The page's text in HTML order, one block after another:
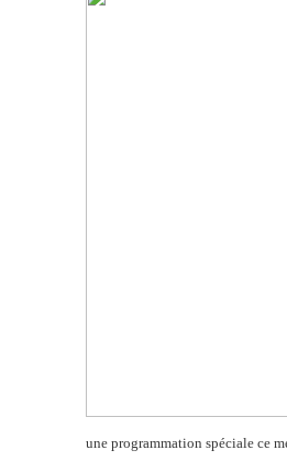
une programmation spéciale ce